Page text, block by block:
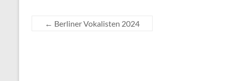
← Berliner Vokalisten 2024